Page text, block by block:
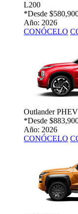
L200
*Desde
Año: 2026
CONÓCELO
Outlander PHEV
*Desde
Año: 2026
CONÓCELO